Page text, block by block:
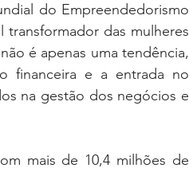
do Empreendedorismo
das mulheres
é apenas uma tendência,
financeira e a entrada no
na gestão dos negócios e
mais de 10,4 milhões de